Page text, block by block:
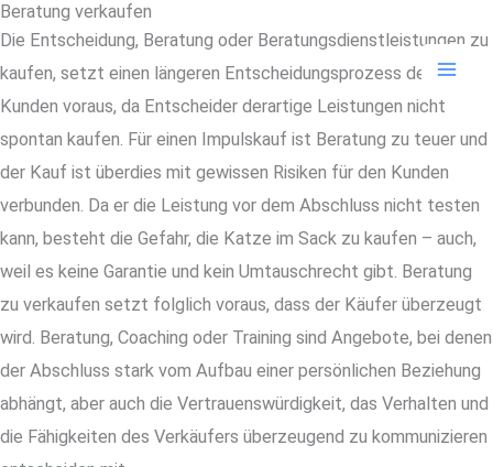
Zum
Inhalt
springen
Beratung verkaufen
Die Entscheidung, Beratung oder Beratungsdienstleistungen zu
kaufen, setzt einen längeren Entscheidungsprozess des
Kunden voraus, da Entscheider derartige Leistungen nicht
spontan kaufen. Für einen Impulskauf ist Beratung zu teuer und
der Kauf ist überdies mit gewissen Risiken für den Kunden
verbunden. Da er die Leistung vor dem Abschluss nicht testen
kann, besteht die Gefahr, die Katze im Sack zu kaufen – auch,
weil es keine Garantie und kein Umtauschrecht gibt. Beratung
zu verkaufen setzt folglich voraus, dass der Käufer überzeugt
wird. Beratung, Coaching oder Training sind Angebote, bei denen
der Abschluss stark vom Aufbau einer persönlichen Beziehung
abhängt, aber auch die Vertrauenswürdigkeit, das Verhalten und
die Fähigkeiten des Verkäufers überzeugend zu kommunizieren